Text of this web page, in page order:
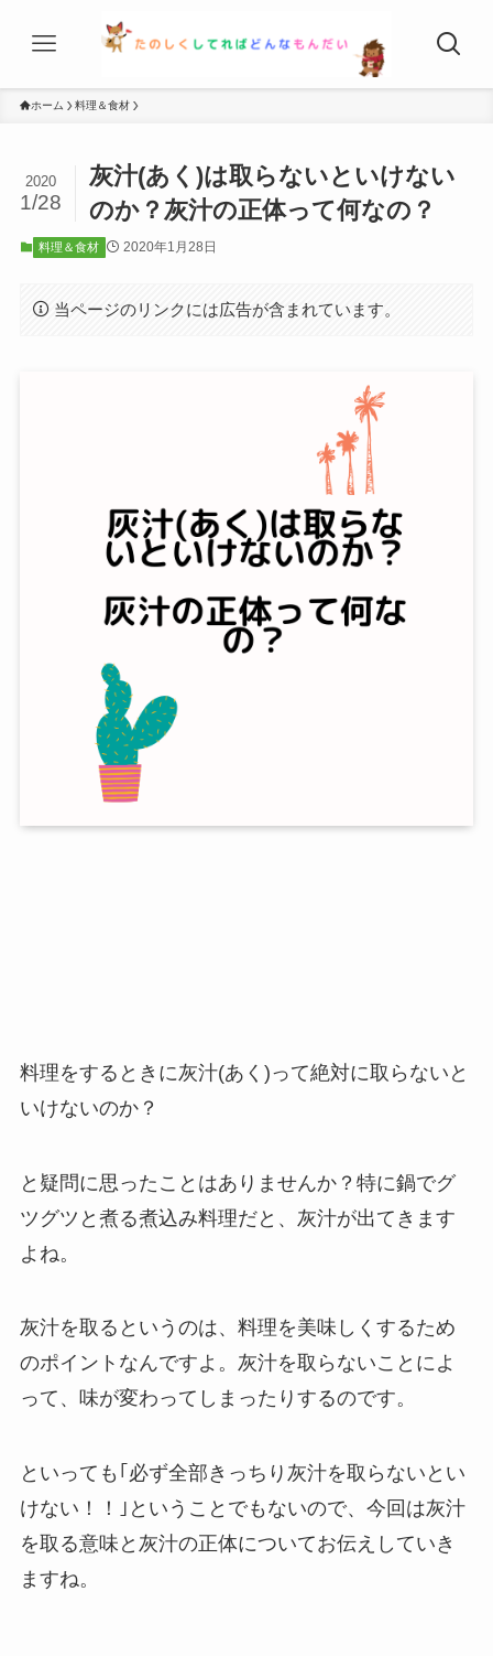
ホーム 料理＆食材
灰汁(あく)は取らないといけない
のか？灰汁の正体って何なの？
2020
1/28
料理＆食材 2020年1月28日
当ページのリンクには広告が含まれています。
料理をするときに灰汁(あく)って絶対に取らないと
いけないのか？
と疑問に思ったことはありませんか？特に鍋でグ
ツグツと煮る煮込み料理だと、灰汁が出てきます
よね。
灰汁を取るというのは、料理を美味しくするため
のポイントなんですよ。灰汁を取らないことによ
って、味が変わってしまったりするのです。
といっても｢必ず全部きっちり灰汁を取らないとい
けない！！｣ということでもないので、今回は灰汁
を取る意味と灰汁の正体についてお伝えしていき
ますね。